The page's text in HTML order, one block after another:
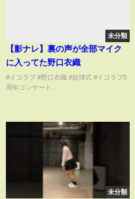
未分類
【影ナレ】裏の声が全部マイク
に入ってた野口衣織
#イコラブ #野口衣織 #始球式 #イコラブ5
周年コンサート...
未分類